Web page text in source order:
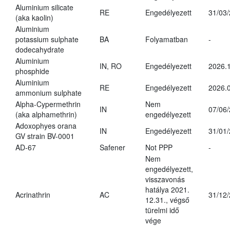
Aluminium silicate
(aka kaolin)
RE Engedélyezett
31/
Aluminium
potassium sulphate
dodecahydrate
BA Folyamatban -
Aluminium
phosphide
IN, RO Engedélyezett
Aluminium
ammonium sulphate
RE Engedélyezett
Alpha-Cypermethrin
(aka alphamethrin)
IN
Nem
engedélyezett
07/
Adoxophyes orana
GV strain BV-0001
IN Engedélyezett
31/
AD-67
Safener Not PPP -
Acrinathrin AC
Nem
engedélyezett,
visszavonás
hatálya 2021.
12.31., végső
türelmi idő
vége
31/